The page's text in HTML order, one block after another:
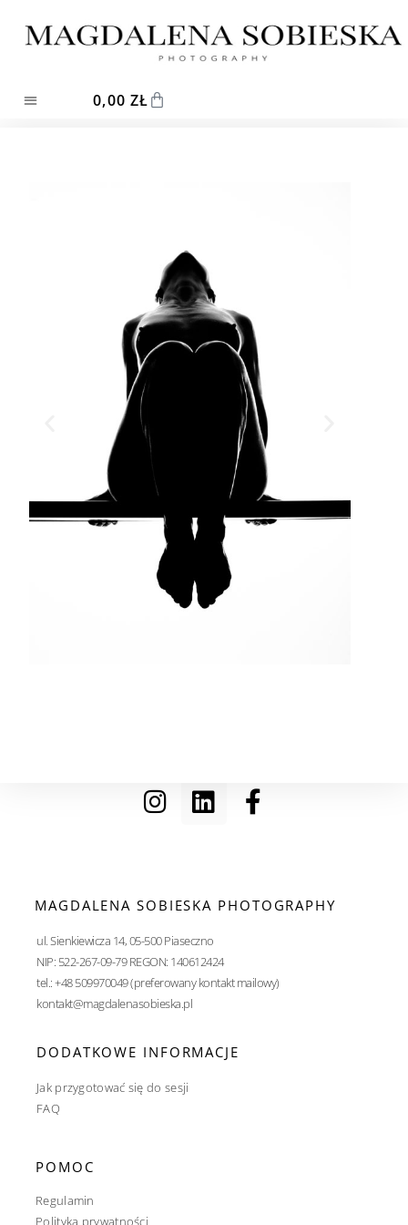
0,00 ZŁ
MAGDALENA SOBIESKA PHOTOGRAPHY
ul. Sienkiewicza 14, 05-500 Piaseczno
NIP: 522-267-09-79 REGON: 140612424
tel.: +48 509970049 (preferowany kontakt mailowy)
kontakt@magdalenasobieska.pl
DODATKOWE INFORMACJE
Jak przygotować się do sesji
FAQ
POMOC
Regulamin
Polityka prywatności